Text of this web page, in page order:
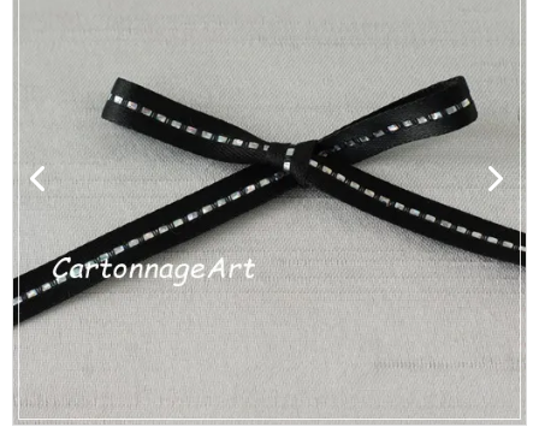
新規会員登録
カルトナージュLeather用
金具・パーツ類
フルキット
Jolipapier
デコレーション材料